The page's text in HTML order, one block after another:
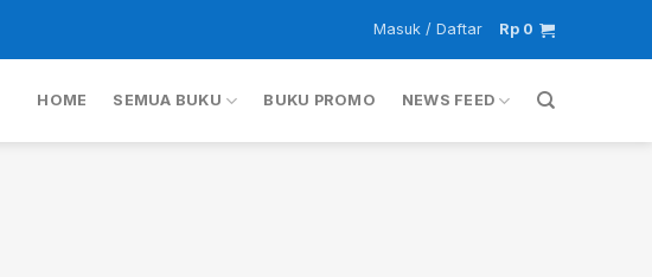
Masuk / Daftar Rp 0
HOME SEMUA BUKU BUKU PROMO NEWS FEED